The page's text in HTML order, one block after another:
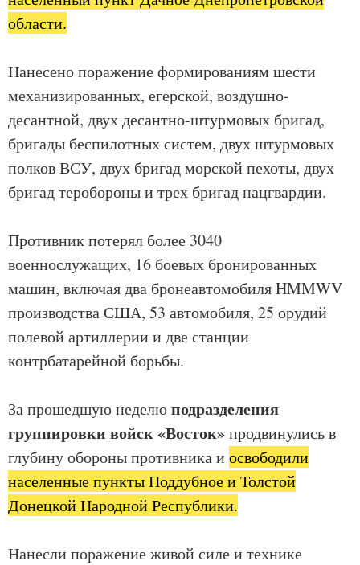
области.
Нанесено поражение формированиям шести
механизированных, егерской, воздушно-
десантной, двух десантно-штурмовых бригад,
бригады беспилотных систем, двух штурмовых
полков ВСУ, двух бригад морской пехоты, двух
бригад теробороны и трех бригад нацгвардии.
Противник потерял более 3040
военнослужащих, 16 боевых бронированных
машин, включая два бронеавтомобиля HMMWV
производства США, 53 автомобиля, 25 орудий
полевой артиллерии и две станции
контрбатарейной борьбы.
За прошедшую неделюподразделения
группировки войск«Восток»продвинулись в
глубину обороны противника и освободили
населенные пункты Поддубное и Толстой
Донецкой Народной Республики.
Нанесли поражение живой силе и технике